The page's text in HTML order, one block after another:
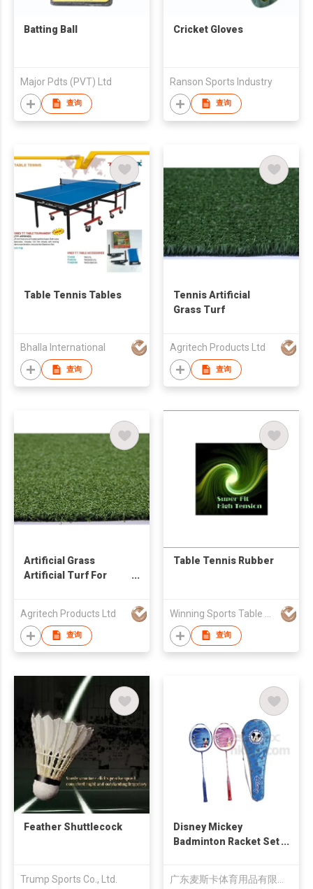
Batting Ball
Major Pdts (PVT) Ltd
查询
Cricket Gloves
Ranson Sports Industry
查询
Table Tennis Tables
Bhalla International
查询
Tennis Artificial
Grass Turf
Agritech Products Ltd
查询
Artificial Grass
Artificial Turf For
Agritech Products Ltd
查询
Table Tennis Rubber
查询
Feather Shuttlecock
Trump Sports Co., Ltd.
Disney Mickey
Badminton Racket Set